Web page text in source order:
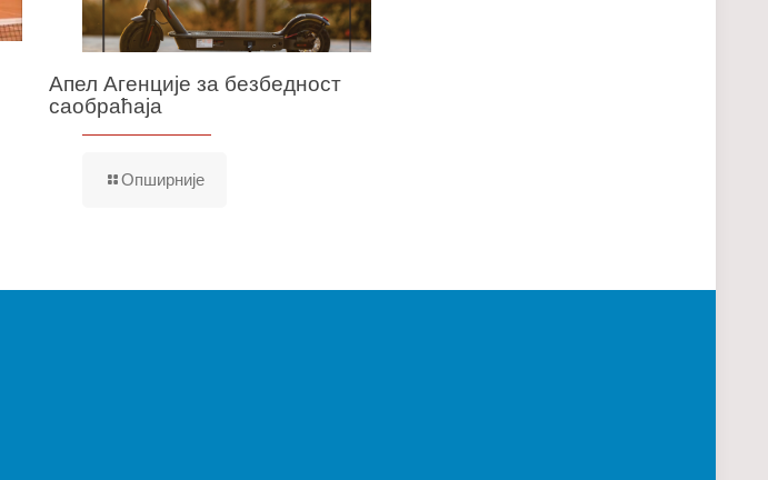
Апел Агенције за безбедност
саобраћаја
Опширније